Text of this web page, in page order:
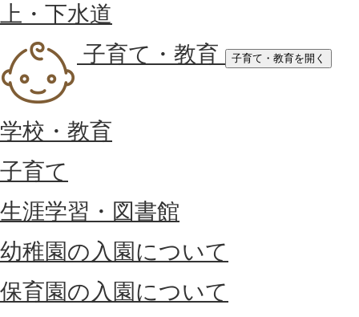
上・下水道
子育て・教育
子育て・教育を開く
学校・教育
子育て
生涯学習・図書館
幼稚園の入園について
保育園の入園について